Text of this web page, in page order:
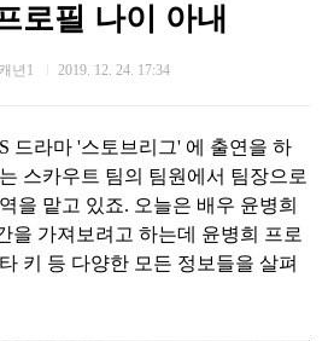
로필 나이 아내
년1 2019. 12. 24. 17:34
드라마 '스토브리그' 에 출연을 하
스카우트 팀의 팀원에서 팀장으로
을 맡고 있죠. 오늘은 배우 윤병희
을 가져보려고 하는데 윤병희 프로
키 등 다양한 모든 정보들을 살펴